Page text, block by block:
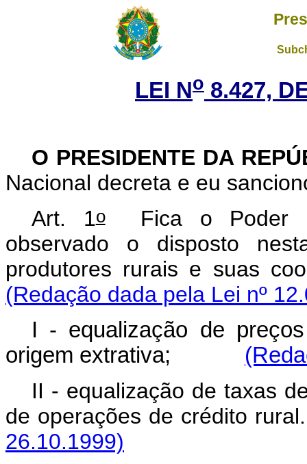
LEI No 8.427,
O PRESIDENTE DA
Nacional decreta e eu
Art. 1oFica o Poder
observado o disposto
produtores rurais e
(Redação dada pela Lei nº
I - equalização de
origem extrativa;
II - equalização de taxas
de operações de crédito
26.10.1999)